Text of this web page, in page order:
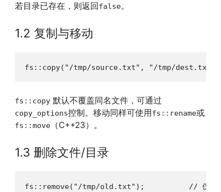
若目录已存在，则返回false。
1.2 复制与移动
fs::copy("/tmp/source.txt", "/tmp/
fs::copy 默认不覆盖同名文件，可通过
copy_options控制。移动同样可使用fs::rename或
fs::move （C++23）。
1.3 删除文件/目录
fs::remove("/tmp/old.txt");          // 仅删除